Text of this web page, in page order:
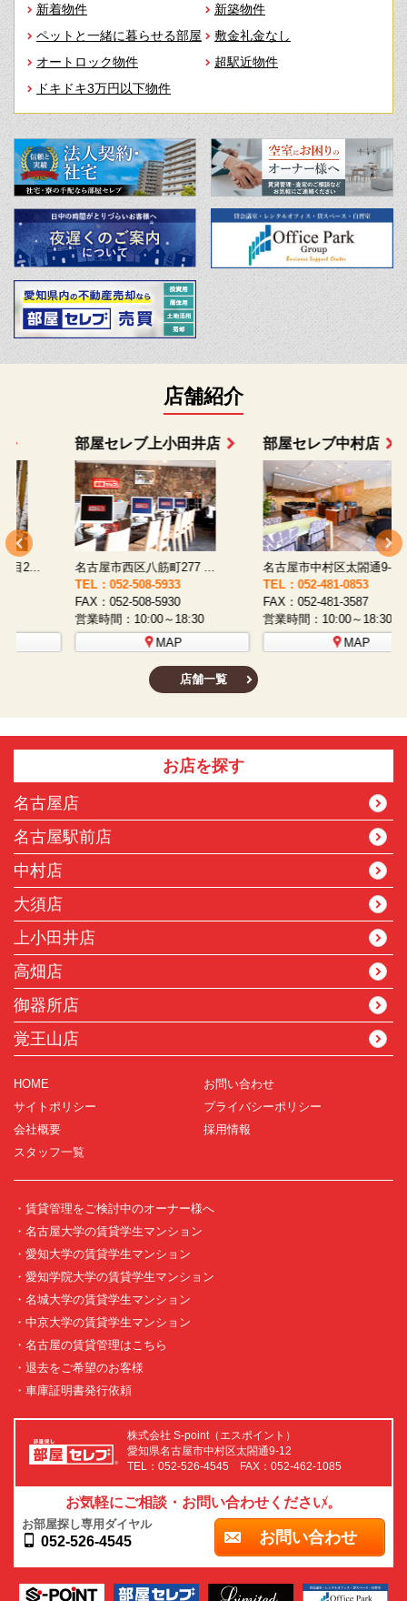
新着物件
新築物件
ペットと一緒に暮らせる部屋
敷金礼金なし
オートロック物件
超駅近物件
ドキドキ3万円以下物件
店舗紹介
部屋セレブ上小田井店
名古屋市西区八筋町277 ...
TEL：052-508-5933
FAX：052-508-5930
営業時間：10:00～18:30
部屋セレブ中村店
名古屋市中村区太閤通9-1...
TEL：052-481-0853
FAX：052-481-3587
営業時間：10:00～18:30
店舗一覧
お店を探す
名古屋店
名古屋駅前店
中村店
大須店
上小田井店
高畑店
御器所店
覚王山店
HOME
お問い合わせ
サイトポリシー
プライバシーポリシー
会社概要
採用情報
スタッフ一覧
・賃貸管理をご検討中のオーナー様へ
・名古屋大学の賃貸学生マンション
・愛知大学の賃貸学生マンション
・愛知学院大学の賃貸学生マンション
・名城大学の賃貸学生マンション
・中京大学の賃貸学生マンション
・名古屋の賃貸管理はこちら
・退去をご希望のお客様
・車庫証明書発行依頼
株式会社 S-point（エスポイント）
愛知県名古屋市中村区太閤通9-12
TEL：052-526-4545 FAX：052-462-1085
お気軽にご相談・お問い合わせください。
お部屋探し専用ダイヤル
052-526-4545 お問い合わせ